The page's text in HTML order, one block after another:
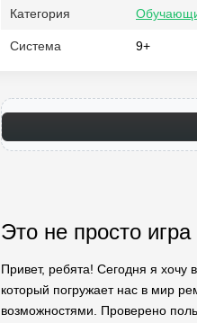
Категория
Система 9+
Это не просто
Привет, ребята! Сегодня я
который погружает нас в мир
возможностями. Проверено